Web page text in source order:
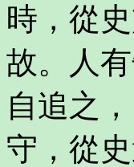
時，從
故。人
自追之
守，從